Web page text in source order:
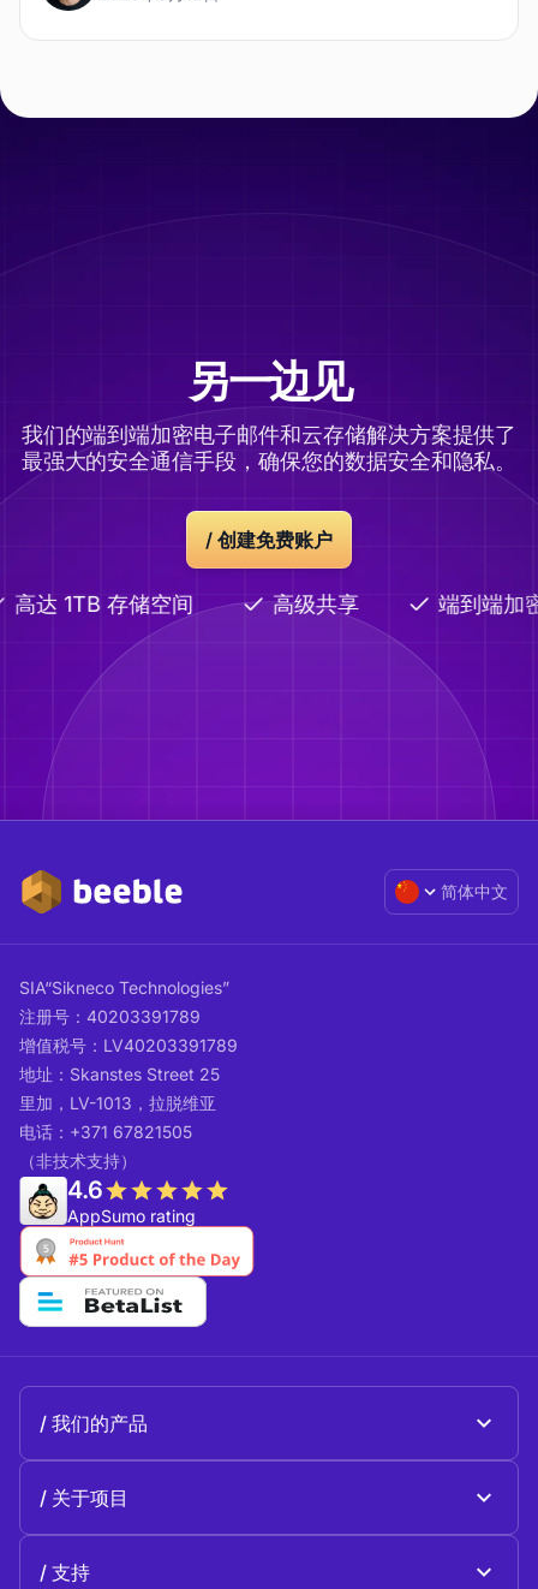
另一边见
我们的端到端加密电子邮件和云存储解决方案提供了
最强大的安全通信手段，确保您的数据安全和隐私。
/ 创建免费账户
高达 1TB 存储空间 高级共享 端到端加
简体中文
SIA“Sikneco Technologies”
注册号：40203391789
增值税号：LV40203391789
地址：Skanstes Street 25
里加，LV-1013，拉脱维亚
电话：+371 67821505
（非技术支持）
4.6
AppSumo rating
我们的产品
关于项目
支持